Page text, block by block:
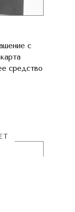
с
средство